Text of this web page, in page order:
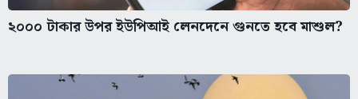
২০০০ টাকার উপর ইউপিআই লেনদেনে গুনতে হবে মাশুল?